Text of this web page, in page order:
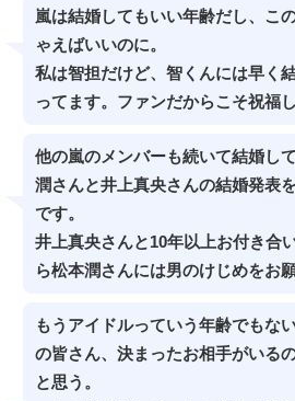
嵐は結婚してもいい年齢だし、こ
ゃえばいいのに。
私は智担だけど、智くんには早く
ってます。ファンだからこそ祝福
他の嵐のメンバーも続いて結婚し
潤さんと井上真央さんの結婚発表
です。
井上真央さんと10年以上お付き合
ら松本潤さんには男のけじめをお
もうアイドルっていう年齢でもな
の皆さん、決まったお相手がいる
と思う。